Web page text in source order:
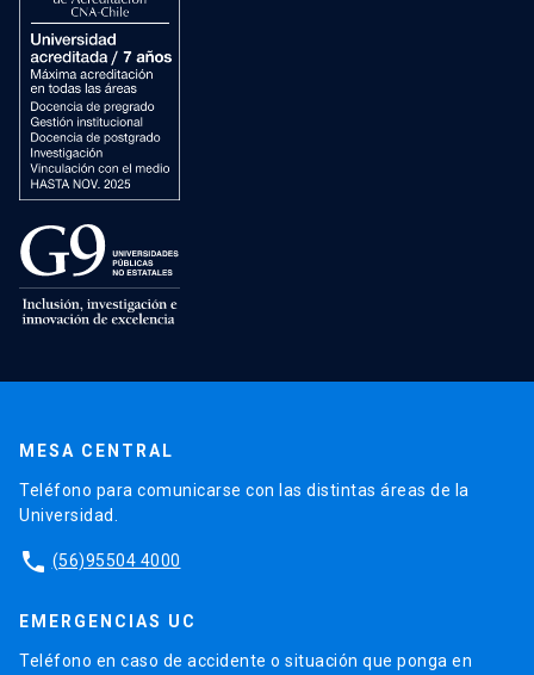
MESA CENTRAL
Teléfono para comunicarse con las distintas áreas de la
Universidad.
phone (56)95504 4000
EMERGENCIAS UC
Teléfono en caso de accidente o situación que ponga en